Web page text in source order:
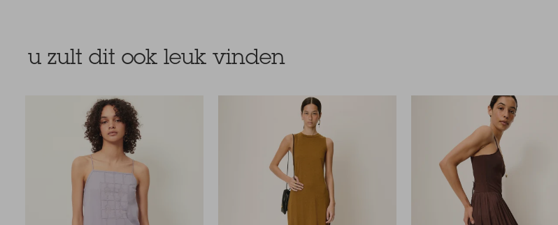
u zult dit ook leuk vinden